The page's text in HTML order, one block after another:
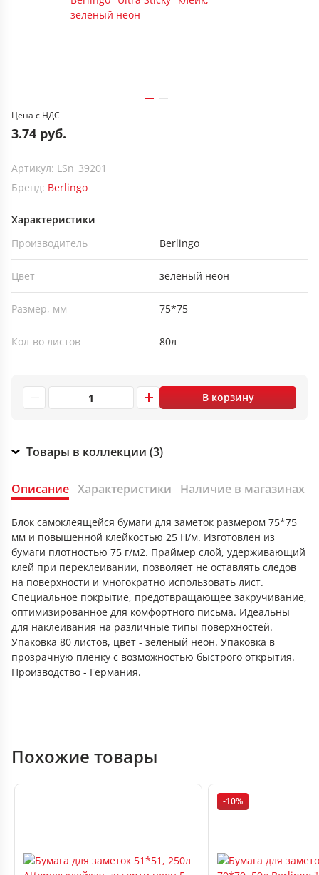
Цена с НДС
3.74 руб.
Артикул: LSn_39201
Бренд: Berlingo
Характеристики
Производитель
Berlingo
Цвет зеленый неон
Размер, мм 75*75
Кол-во листов 80л
В корзину
Товары в коллекции (3)
Описание Характеристики Наличие в магазинах
Блок самоклеящейся бумаги для заметок размером 75*75
мм и повышенной клейкостью 25 Н/м. Изготовлен из
бумаги плотностью 75 г/м2. Праймер слой, удерживающий
клей при переклеивании, позволяет не оставлять следов
на поверхности и многократно использовать лист.
Специальное покрытие, предотвращающее закручивание,
оптимизированное для комфортного письма. Идеальны
для наклеивания на различные типы поверхностей.
Упаковка 80 листов, цвет - зеленый неон. Упаковка в
прозрачную пленку с возможностью быстрого открытия.
Производство - Германия.
Похожие товары
-10%